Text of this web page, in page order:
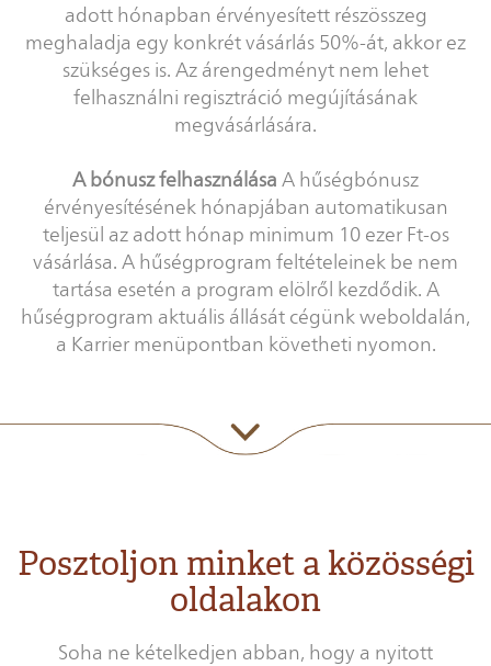
adott hónapban érvényesített részösszeg
meghaladja egy konkrét vásárlás 50%-át, akkor ez
szükséges is. Az árengedményt nem lehet
felhasználni regisztráció megújításának
megvásárlására.
A bónusz felhasználása A hűségbónusz
érvényesítésének hónapjában automatikusan
teljesül az adott hónap minimum 10 ezer Ft-os
vásárlása. A hűségprogram feltételeinek be nem
tartása esetén a program elölről kezdődik. A
hűségprogram aktuális állását cégünk weboldalán,
a Karrier menüpontban követheti nyomon.
Posztoljon minket a közösségi
oldalakon
Soha ne kételkedjen abban, hogy a nyitott